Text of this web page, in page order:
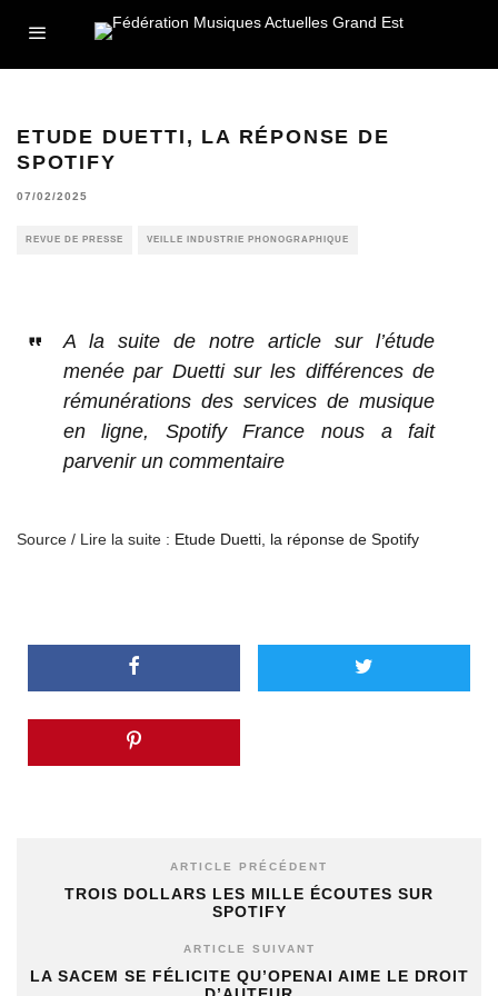
ETUDE DUETTI, LA RÉPONSE DE
SPOTIFY
07/02/2025
REVUE DE PRESSE VEILLE INDUSTRIE PHONOGRAPHIQUE
A la suite de notre article sur l’étude
menée par Duetti sur les différences de
rémunérations des services de musique
en ligne, Spotify France nous a fait
parvenir un commentaire
Source / Lire la suite : Etude Duetti, la réponse de Spotify
ARTICLE PRÉCÉDENT
TROIS DOLLARS LES MILLE ÉCOUTES SUR
SPOTIFY
ARTICLE SUIVANT
LA SACEM SE FÉLICITE QU’OPENAI AIME LE DROIT